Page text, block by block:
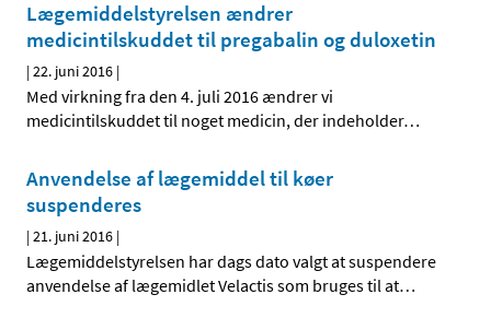
Lægemiddelstyrelsen ændrer
medicintilskuddet til pregabalin og duloxetin
|22. juni 2016 |
Med virkning fra den 4. juli 2016 ændrer vi
medicintilskuddet til noget medicin, der indeholder…
Anvendelse af lægemiddel til køer
suspenderes
|21. juni 2016 |
Lægemiddelstyrelsen har dags dato valgt at suspendere
anvendelse af lægemidlet Velactis som bruges til at…